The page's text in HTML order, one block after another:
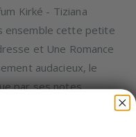
Kirké - Tiziana
ensemble cette petite
et Une Romance
audacieux, le
par ses notes
bien pour les hommes